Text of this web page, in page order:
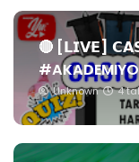
🔴 [𝗟𝗜𝗩𝗘]
Unknown 4